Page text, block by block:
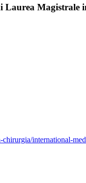
Magistrale
international-